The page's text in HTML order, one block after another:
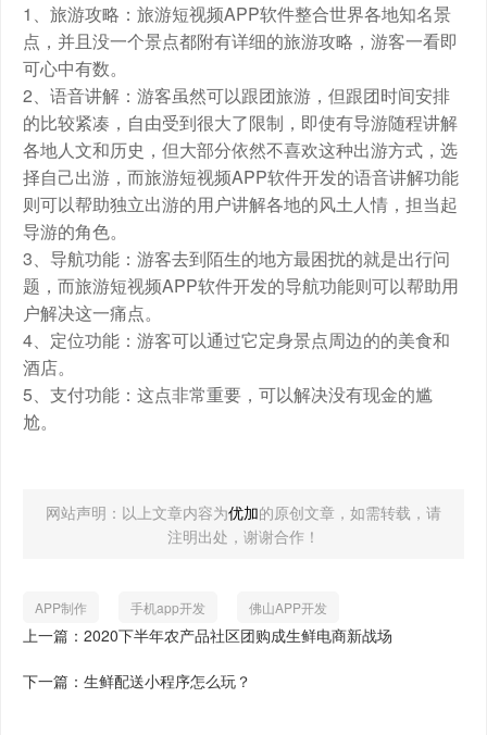
1、旅游攻略：旅游短视频APP软件整合世界各地知名景
点，并且没一个景点都附有详细的旅游攻略，游客一看即
可心中有数。
2、语音讲解：游客虽然可以跟团旅游，但跟团时间安排
的比较紧凑，自由受到很大了限制，即使有导游随程讲解
各地人文和历史，但大部分依然不喜欢这种出游方式，选
择自己出游，而旅游短视频APP软件开发的语音讲解功能
则可以帮助独立出游的用户讲解各地的风土人情，担当起
导游的角色。
3、导航功能：游客去到陌生的地方最困扰的就是出行问
题，而旅游短视频APP软件开发的导航功能则可以帮助用
户解决这一痛点。
4、定位功能：游客可以通过它定身景点周边的的美食和
酒店。
5、支付功能：这点非常重要，可以解决没有现金的尴
尬。
网站声明：以上文章内容为优加的原创文章，如需转载，请
注明出处，谢谢合作！
APP制作 手机app开发 佛山APP开发
上一篇：2020下半年农产品社区团购成生鲜电商新战场
下一篇：生鲜配送小程序怎么玩？